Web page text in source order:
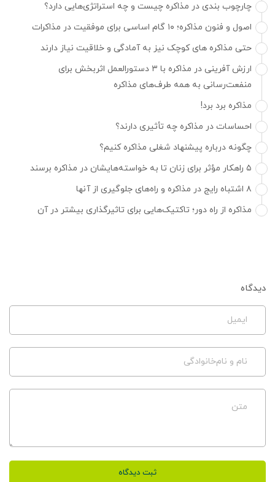
چارچوب بندی در مذاکره چیست و چه استراتژی‌هایی دارد؟
اصول و فنون مذاکره؛ ۱۰ گام اساسی برای موفقیت در مذاکرات
حتی مذاکره های کوچک نیز به آمادگی و خلاقیت نیاز دارند
ارزش ‌آفرینی در مذاکره با ۳ دستورالعمل اثربخش برای
منفعت‌رسانی به همه طرف‌‌های مذاکره
مذاکره برد برد!
احساسات در مذاکره چه تأثیری دارند؟
چگونه درباره پیشنهاد شغلی مذاکره کنیم؟
۵ راهکار مؤثر برای زنان تا به خواسته‌هایشان در مذاکره برسند
۸ اشتباه رایج در مذاکره و راه‌های جلوگیری از آنها
مذاکره از راه دور؛ تاکتیک‌هایی برای تاثیرگذاری بیشتر در آن
دیدگاه
ایمیل
نام و نام‌خانوادگی
متن
ثبت دیدگاه